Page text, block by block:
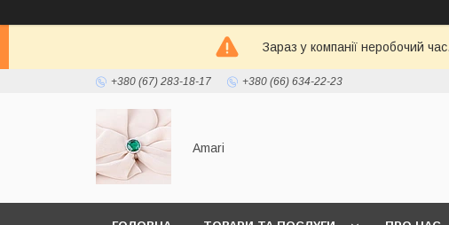
Зараз у компанії неробочий
+380 (67) 283-18-17 +380 (66) 634-22-23
Amari